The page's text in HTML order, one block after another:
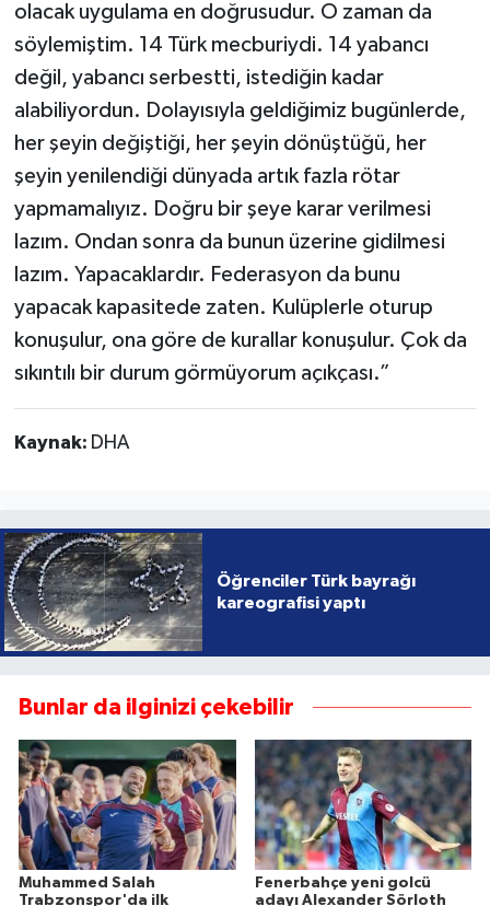
olacak uygulama en doğrusudur. O zaman da
söylemiştim. 14 Türk mecburiydi. 14 yabancı
değil, yabancı serbestti, istediğin kadar
alabiliyordun. Dolayısıyla geldiğimiz bugünlerde,
her şeyin değiştiği, her şeyin dönüştüğü, her
şeyin yenilendiği dünyada artık fazla rötar
yapmamalıyız. Doğru bir şeye karar verilmesi
lazım. Ondan sonra da bunun üzerine gidilmesi
lazım. Yapacaklardır. Federasyon da bunu
yapacak kapasitede zaten. Kulüplerle oturup
konuşulur, ona göre de kurallar konuşulur. Çok da
sıkıntılı bir durum görmüyorum açıkçası.”
Kaynak: DHA
Öğrenciler Türk bayrağı
kareografisi yaptı
Bunlar da ilginizi çekebilir
Muhammed Salah
Trabzonspor'da ilk
Fenerbahçe yeni golcü
adayı Alexander Sörloth